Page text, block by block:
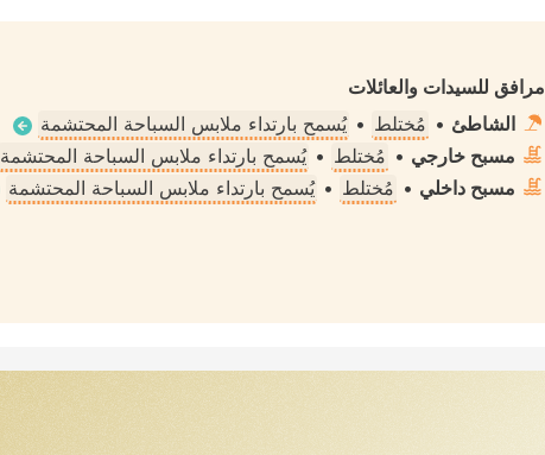
مرافق للسيدات والعائلات
الشاطئ • مُختلط • يُسمح بارتداء ملابس السباحة المحتشمة
مسبح خارجي • مُختلط • يُسمح بارتداء ملابس السباحة المحتشمة
مسبح داخلي • مُختلط • يُسمح بارتداء ملابس السباحة المحتشمة